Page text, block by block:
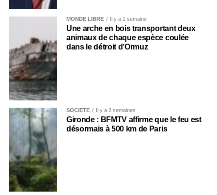
MONDE LIBRE Il y a 1 semaine
Une arche en bois transportant deux
animaux de chaque espèce coulée
dans le détroit d’Ormuz
SOCIÉTÉ Il y a 2 semaines
Gironde : BFMTV affirme que le feu est
désormais à 500 km de Paris